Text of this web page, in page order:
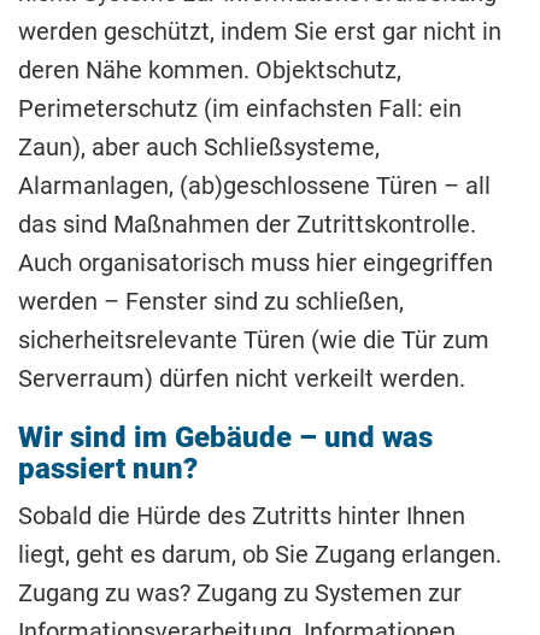
werden geschützt, indem Sie erst gar nicht in
deren Nähe kommen. Objektschutz,
Perimeterschutz (im einfachsten Fall: ein
Zaun), aber auch Schließsysteme,
Alarmanlagen, (ab)geschlossene Türen – all
das sind Maßnahmen der Zutrittskontrolle.
Auch organisatorisch muss hier eingegriffen
werden – Fenster sind zu schließen,
sicherheitsrelevante Türen (wie die Tür zum
Serverraum) dürfen nicht verkeilt werden.
Wir sind im Gebäude – und was
passiert nun?
Sobald die Hürde des Zutritts hinter Ihnen
liegt, geht es darum, ob Sie Zugang erlangen.
Zugang zu was? Zugang zu Systemen zur